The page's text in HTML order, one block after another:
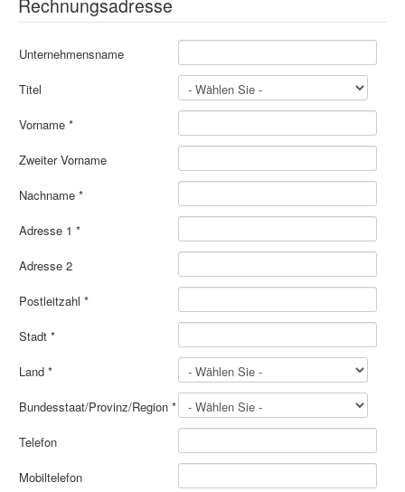
Rechnungsadresse
Unternehmensname
Titel
Vorname *
Zweiter Vorname
Nachname *
Adresse 1 *
Adresse 2
Postleitzahl *
Stadt *
Land *
Bundesstaat/Provinz/Region *
Telefon
Mobiltelefon